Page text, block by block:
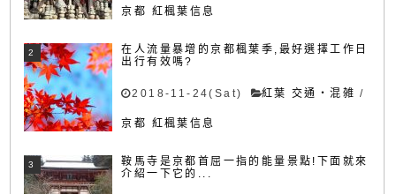
京都 紅楓葉信息
在人流量暴增的京都楓葉季,最好選擇工作日
出行有效嗎?
2018-11-24(Sat) 紅葉 交通・混雑 /
京都 紅楓葉信息
鞍馬寺是京都首屈一指的能量景點!下面就來
介紹一下它的...